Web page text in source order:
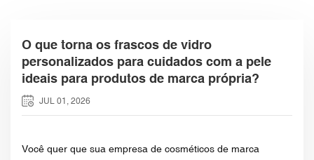
O que torna os frascos de vidro
personalizados para cuidados com a pele
ideais para produtos de marca própria?
JUL 01, 2026
Você quer que sua empresa de cosméticos de marca